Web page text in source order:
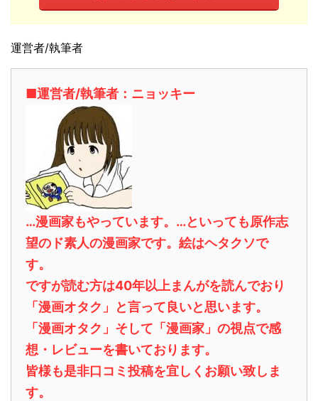
運営者/執筆者
■運営者/執筆者：ニョッキー
…漫画家もやっています。…といっても原作志
望のド素人の漫画家です。絵はヘタクソで
す。
ですが読む方は40年以上まんがを読んでおり
「漫画オタク」と言って良いと思います。
「漫画オタク」そして「漫画家」の視点で感
想・レビューを書いております。
皆様も是非口コミ投稿を宜しくお願い致しま
す。